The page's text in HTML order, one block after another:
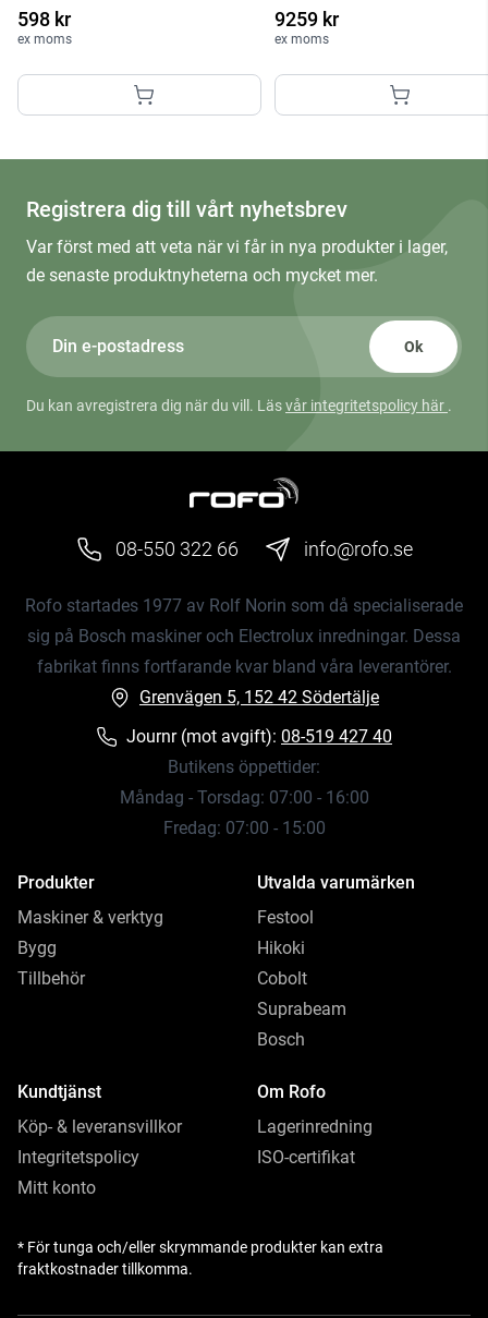
598 kr
ex moms
9259 kr
ex moms
Registrera dig till vårt nyhetsbrev
Var först med att veta när vi får in nya produkter i lager,
de senaste produktnyheterna och mycket mer.
Ok
Du kan avregistrera dig när du vill. Läsvår integritetspolicy här .
08-550 322 66 info@rofo.se
Rofo startades 1977 av Rolf Norin som då specialiserade
sig på Bosch maskiner och Electrolux inredningar. Dessa
fabrikat finns fortfarande kvar bland våra leverantörer.
Grenvägen 5, 152 42 Södertälje
Journr (mot avgift): 08-519 427 40
Butikens öppettider:
Måndag - Torsdag: 07:00 - 16:00
Fredag: 07:00 - 15:00
Produkter
Maskiner & verktyg
Bygg
Tillbehör
Utvalda varumärken
Festool
Hikoki
Cobolt
Suprabeam
Bosch
Kundtjänst
Köp- & leveransvillkor
Integritetspolicy
Mitt konto
Om Rofo
Lagerinredning
ISO-certifikat
* För tunga och/eller skrymmande produkter kan extra
fraktkostnader tillkomma.